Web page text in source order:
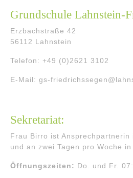
Grundschule Lahnstein-
Erzbachstraße 42
56112 Lahnstein
Telefon: +49 (0)2621 3102
E-Mail: gs-
Sekretariat:
Frau Birro ist
und an zwei Tagen pro Woche in
Öffnungszeiten: Do. und Fr.